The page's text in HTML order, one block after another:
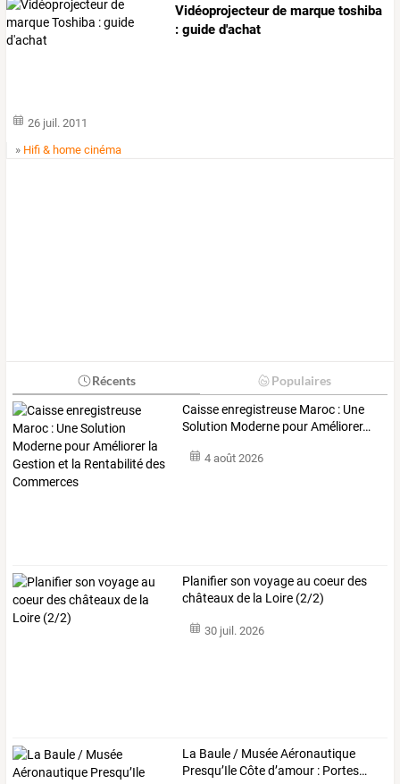
Vidéoprojecteur de marque toshiba
: guide d'achat
26 juil. 2011
» Hifi & home cinéma
Récents Populaires
Caisseenregistreuse Maroc : Une
Solution Moderne pourAméliorer…
4 août 2026
Planifier son voyage au coeur des
châteaux de la Loire (2/2)
30 juil. 2026
La Baule / MuséeAéronautique
Presqu’IleCôted’amour : Portes…